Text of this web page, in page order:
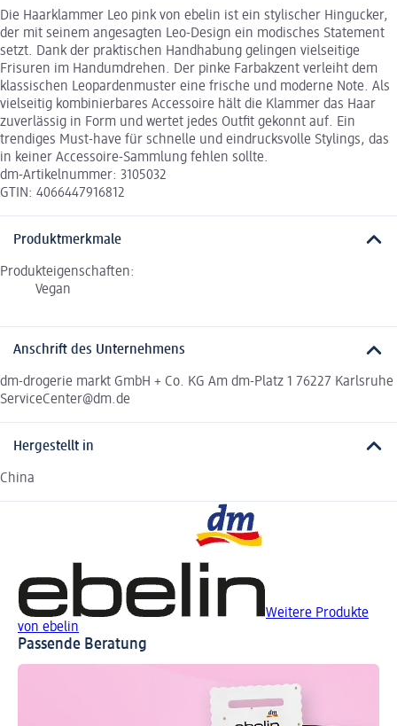
Die Haarklammer Leo pink von ebelin ist ein stylischer Hingucker,
der mit seinem angesagten Leo-Design ein modisches Statement
setzt. Dank der praktischen Handhabung gelingen vielseitige
Frisuren im Handumdrehen. Der pinke Farbakzent verleiht dem
klassischen Leopardenmuster eine frische und moderne Note. Als
vielseitig kombinierbares Accessoire hält die Klammer das Haar
zuverlässig in Form und wertet jedes Outfit gekonnt auf. Ein
trendiges Must-have für schnelle und eindrucksvolle Stylings, das
in keiner Accessoire-Sammlung fehlen sollte.
dm-Artikelnummer: 3105032
GTIN: 4066447916812
Produktmerkmale
Produkteigenschaften:
Vegan
Anschrift des Unternehmens
dm-drogerie markt GmbH + Co. KG Am dm-Platz 1 76227 Karlsruhe
ServiceCenter@dm.de
Hergestellt in
China
Weitere Produkte
von ebelin
Passende Beratung